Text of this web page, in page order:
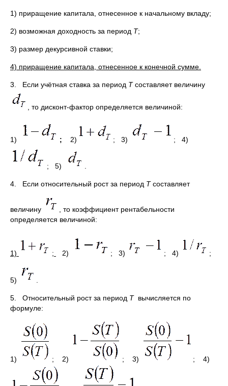
1) приращение капитала, отнесенное к начальному вкладу;
2) возможная доходность за период Т;
3) размер декурсивной ставки;
4) приращение капитала, отнесенное к конечной сумме.
3. Если учётная ставка за период Тсоставляет величину
, то дисконт-фактор определяется величиной:
1) ; 2) ; 3) ; 4)
; 5)
4. Если относительный рост за период Тсоставляет
величину
, то коэффициент рентабельности
определяется величиной:
1) ; 2) ; 3) ; 4) ;
5)
5. Относительный рост за период Т вычисляется по
формуле:
1) ; 2) ; 3) ; 4)